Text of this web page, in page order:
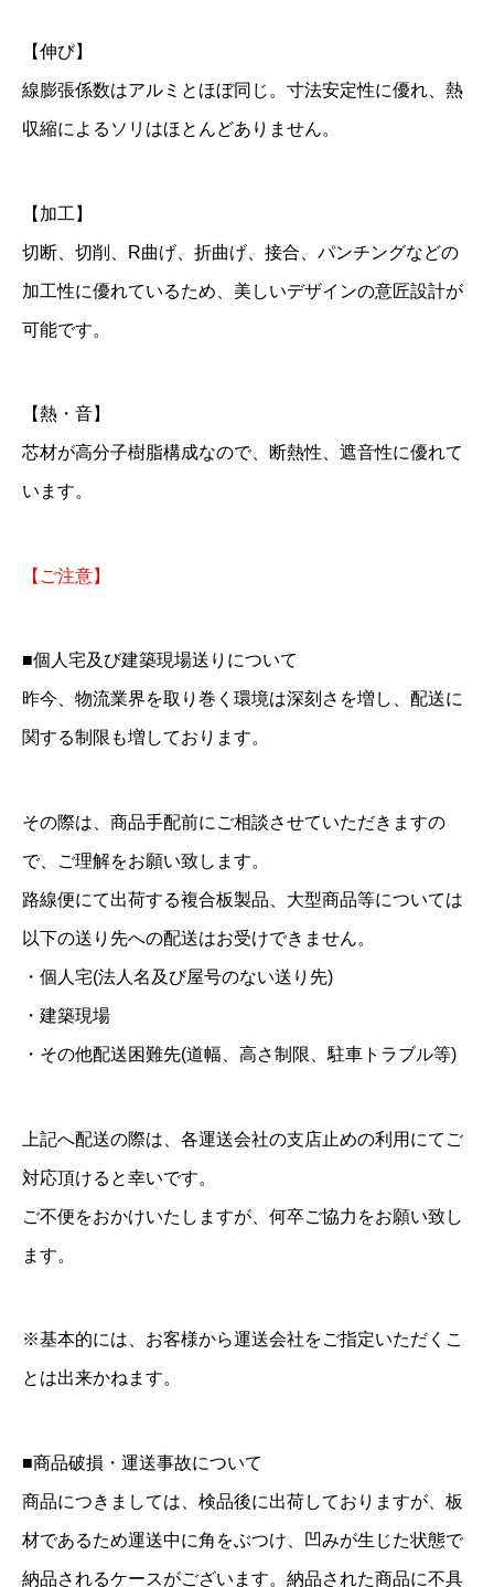
【伸び】
線膨張係数はアルミとほぼ同じ。寸法安定性に優れ、熱
収縮によるソリはほとんどありません。
【加工】
切断、切削、R曲げ、折曲げ、接合、パンチングなどの
加工性に優れているため、美しいデザインの意匠設計が
可能です。
【熱・音】
芯材が高分子樹脂構成なので、断熱性、遮音性に優れて
います。
【ご注意】
■個人宅及び建築現場送りについて
昨今、物流業界を取り巻く環境は深刻さを増し、配送に
関する制限も増しております。
その際は、商品手配前にご相談させていただきますの
で、ご理解をお願い致します。
路線便にて出荷する複合板製品、大型商品等については
以下の送り先への配送はお受けできません。
・個人宅(法人名及び屋号のない送り先)
・建築現場
・その他配送困難先(道幅、高さ制限、駐車トラブル等)
上記へ配送の際は、各運送会社の支店止めの利用にてご
対応頂けると幸いです。
ご不便をおかけいたしますが、何卒ご協力をお願い致し
ます。
※基本的には、お客様から運送会社をご指定いただくこ
とは出来かねます。
■商品破損・運送事故について
商品につきましては、検品後に出荷しておりますが、板
材であるため運送中に角をぶつけ、凹みが生じた状態で
納品されるケースがございます。納品された商品に不具